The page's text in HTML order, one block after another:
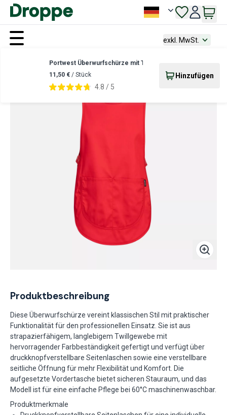
exkl. MwSt.
Produktbeschreibung
Diese Überwurfschürze vereint klassischen Stil mit praktischer
Funktionalität für den professionellen Einsatz. Sie ist aus
strapazierfähigem, langlebigem Twillgewebe mit
hervorragender Farbbeständigkeit gefertigt und verfügt über
druckknopfverstellbare Seitenlaschen sowie eine verstellbare
seitliche Öffnung für mehr Flexibilität und Komfort. Die
aufgesetzte Vordertasche bietet sicheren Stauraum, und das
Modell ist für eine einfache Pflege bei 60°C maschinenwaschbar.
Produktmerkmale
Druckknopfverstellbare Seitenlaschen für eine individuelle